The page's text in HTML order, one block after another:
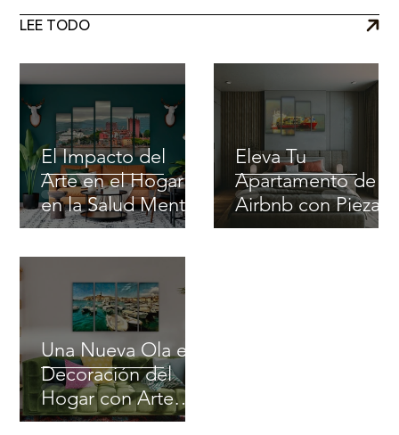
LEE TODO
El Impacto del
Arte en el Hogar
en la Salud Mental
Eleva Tu
Apartamento de
Airbnb con Piezas
de Arte Únicas
Una Nueva Ola en
Decoración del
Hogar con Arte
Modular